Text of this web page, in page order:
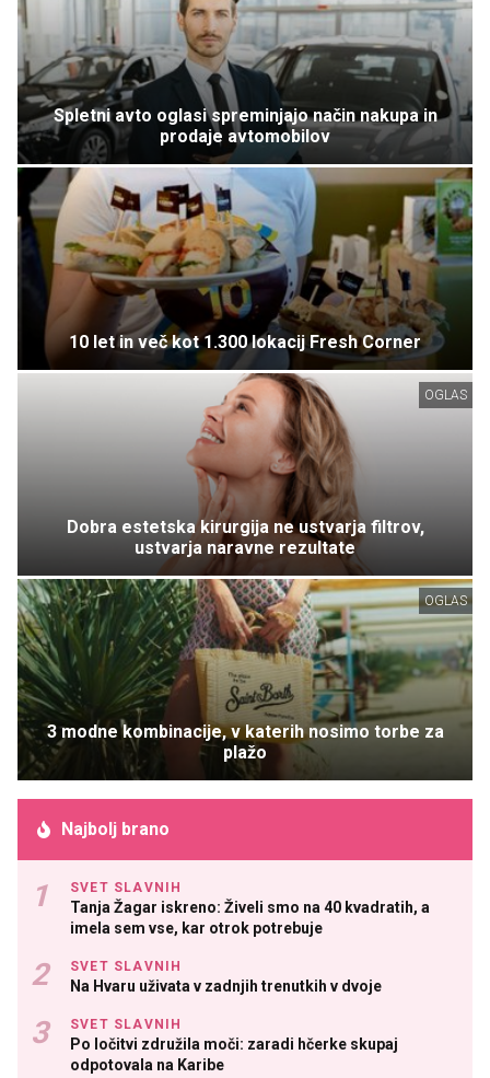
Spletni avto oglasi spreminjajo način nakupa in
prodaje avtomobilov
10 let in več kot 1.300 lokacij Fresh Corner
OGLAS
Dobra estetska kirurgija ne ustvarja filtrov,
ustvarja naravne rezultate
OGLAS
3 modne kombinacije, v katerih nosimo torbe za
plažo
Najbolj brano
SVET SLAVNIH
Tanja Žagar iskreno: Živeli smo na 40 kvadratih, a
imela sem vse, kar otrok potrebuje
SVET SLAVNIH
Na Hvaru uživata v zadnjih trenutkih v dvoje
SVET SLAVNIH
Po ločitvi združila moči: zaradi hčerke skupaj
odpotovala na Karibe